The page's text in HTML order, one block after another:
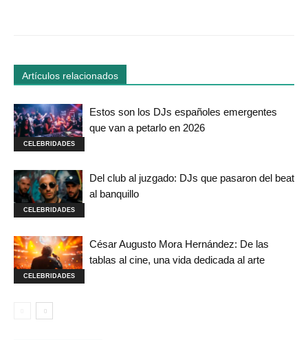
Artículos relacionados
CELEBRIDADES
Estos son los DJs españoles emergentes
que van a petarlo en 2026
CELEBRIDADES
Del club al juzgado: DJs que pasaron del beat
al banquillo
CELEBRIDADES
César Augusto Mora Hernández: De las
tablas al cine, una vida dedicada al arte